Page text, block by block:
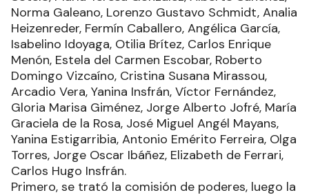
Norma Galeano, Lorenzo Gustavo Schmidt, Analia
Heizenreder, Fermín Caballero, Angélica García,
Isabelino Idoyaga, Otilia Brítez, Carlos Enrique
Menón, Estela del Carmen Escobar, Roberto
Domingo Vizcaíno, Cristina Susana Mirassou,
Arcadio Vera, Yanina Insfrán, Víctor Fernández,
Gloria Marisa Giménez, Jorge Alberto Jofré, María
Graciela de la Rosa, José Miguel Angél Mayans,
Yanina Estigarribia, Antonio Emérito Ferreira, Olga
Torres, Jorge Oscar Ibáñez, Elizabeth de Ferrari,
Carlos Hugo Insfrán.
Primero, se trató la comisión de poderes, luego la